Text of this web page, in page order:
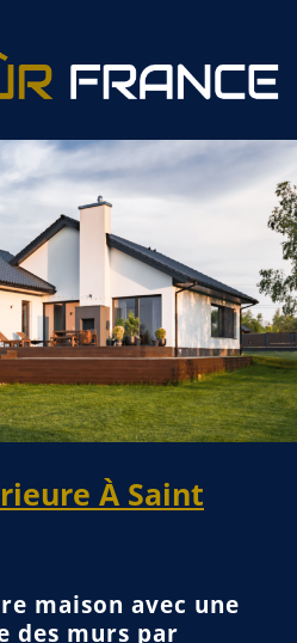
À Saint
maison avec une
des murs par